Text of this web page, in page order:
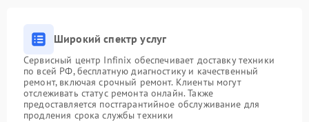
Широкий спектр услуг
Сервисный центр Infinix обеспечивает доставку техники
по всей РФ, бесплатную диагностику и качественный
ремонт, включая срочный ремонт. Клиенты могут
отслеживать статус ремонта онлайн. Также
предоставляется постгарантийное обслуживание для
продления срока службы техники